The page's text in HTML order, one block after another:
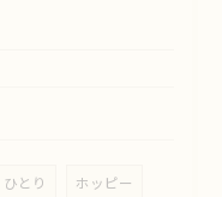
ひとり ホッピー